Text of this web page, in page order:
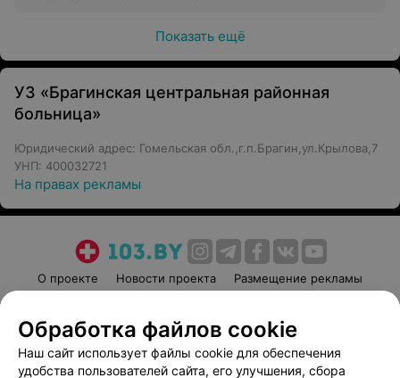
Показать ещё
УЗ «Брагинская центральная районная
больница»
Юридический адрес: Гомельская обл.,г.п.Брагин,ул.Крылова,7
УНП: 400032721
На правах рекламы
О проекте Новости проекта
Размещение рекламы
Пользовательское соглашение
Способы оплаты
Вакансии
Партнеры
Обработка файлов cookie
Наш сайт использует файлы cookie для обеспечения
удобства пользователей сайта, его улучшения, сбора